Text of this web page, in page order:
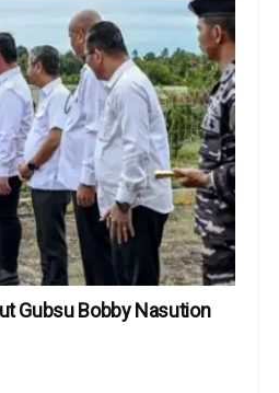
Gubsu Bobby Nasution